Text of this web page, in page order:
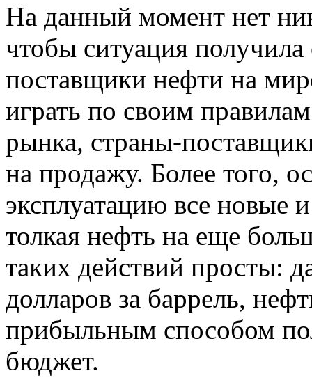
На данный момент нет
чтобы ситуация
поставщики нефти на
играть по своим
рынка, страны-
на продажу. Более того,
эксплуатацию все
толкая нефть на еще
таких действий просты:
долларов за баррель,
прибыльным способом
бюджет.